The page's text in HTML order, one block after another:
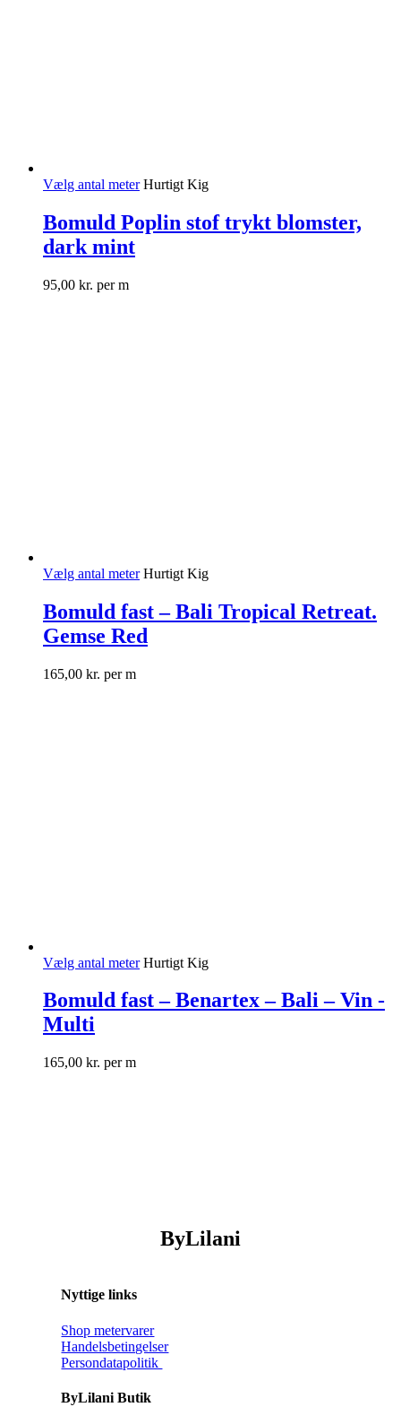
Vælg antal meter Hurtigt Kig
Bomuld Poplin stof trykt blomster,
dark mint
95,00 kr. per m
Vælg antal meter Hurtigt Kig
Bomuld fast – Bali Tropical Retreat.
Gemse Red
165,00 kr. per m
Vælg antal meter Hurtigt Kig
Bomuld fast – Benartex – Bali – Vin -
Multi
165,00 kr. per m
ByLilani
Nyttige links
Shop metervarer
Handelsbetingelser
Persondatapolitik
ByLilani Butik